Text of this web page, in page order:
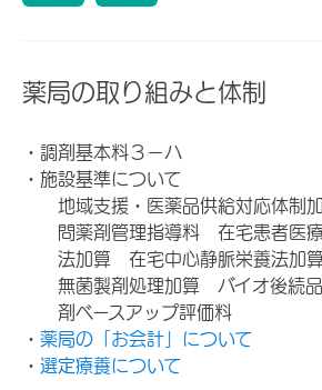
薬局の取り組みと体制
・調剤基本料３－ハ
・施設基準について
地域支援・医薬品供給対応体制
問薬剤管理指導料 在宅患者医
法加算 在宅中心静脈栄養法加
無菌製剤処理加算 バイオ後続
剤ベースアップ評価料
・ 薬局の「お会計」について
・ 選定療養について